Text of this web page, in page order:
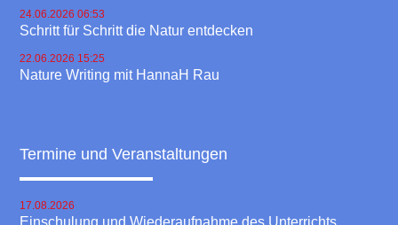
24.06.2026 06:53
Schritt für Schritt die Natur entdecken
22.06.2026 15:25
Nature Writing mit HannaH Rau
Termine und Veranstaltungen
17.08.2026
Einschulung und Wiederaufnahme des Unterrichts